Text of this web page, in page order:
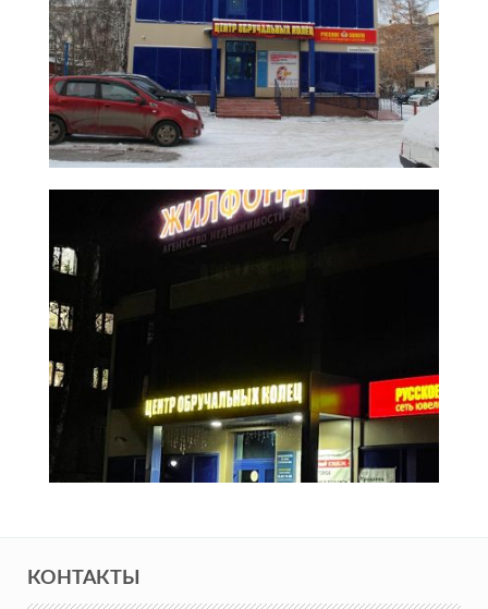
КОНТАКТЫ